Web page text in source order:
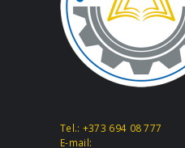
Tel.: +373 694 08 777
E-mail: